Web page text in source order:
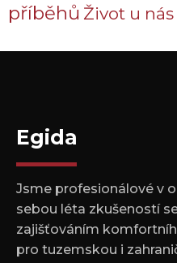
příběhů Život u nás
Egida
Jsme profesionálové v
sebou léta zkušeností
zajišťováním
pro tuzemskou i